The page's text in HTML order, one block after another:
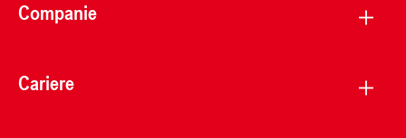
Companie
Cariere